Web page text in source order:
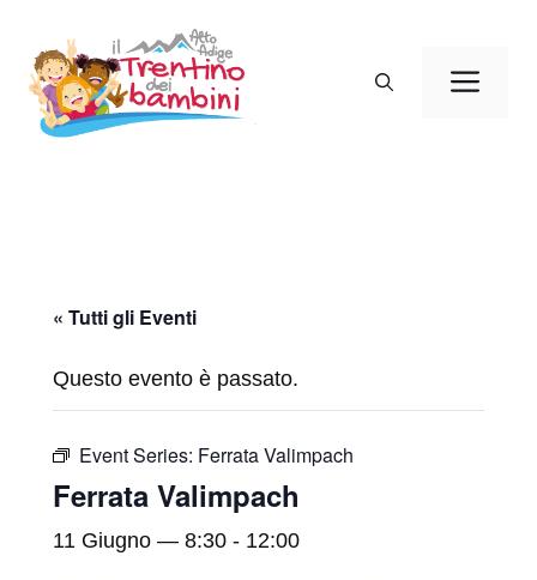
contenuto
« Tutti gli Eventi
Questo evento è passato.
Event Series: Ferrata Valimpach
Ferrata Valimpach
11 Giugno — 8:30 - 12:00